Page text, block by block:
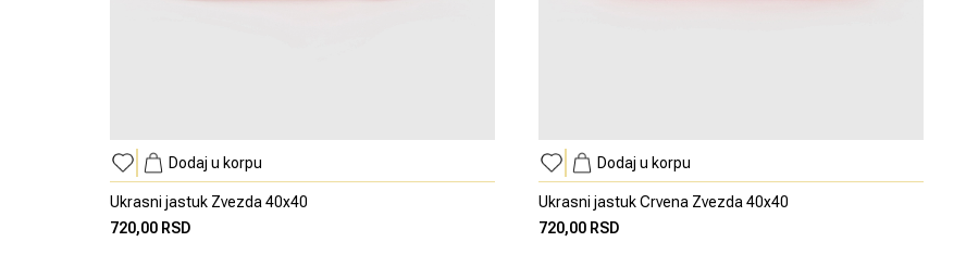
Dodaj u korpu
Ukrasni jastuk Zvezda 40x40
720,00 RSD
Dodaj u korpu
Ukrasni jastuk Crvena Zvezda 40x40
720,00 RSD